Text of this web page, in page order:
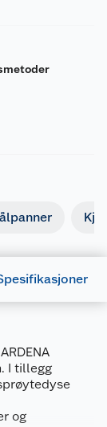
I tillegg
og
901162501
4.6 MM